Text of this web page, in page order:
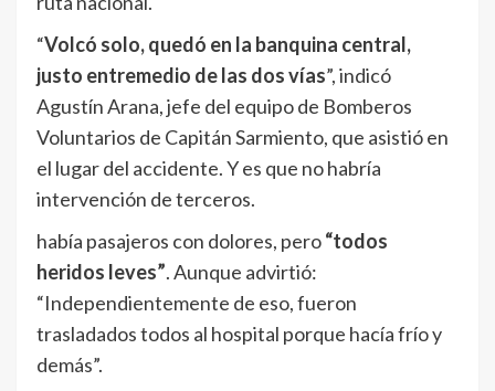
“Volcó solo, quedó en la banquina central,
justo entremedio de las dos vías”, indicó
Agustín Arana, jefe del equipo de Bomberos
Voluntarios de Capitán Sarmiento, que asistió en
el lugar del accidente. Y es que no habría
intervención de terceros.
había pasajeros con dolores, pero“todos
heridos leves”. Aunque advirtió:
“Independientemente de eso, fueron
trasladados todos al hospital porque hacía frío y
demás”.